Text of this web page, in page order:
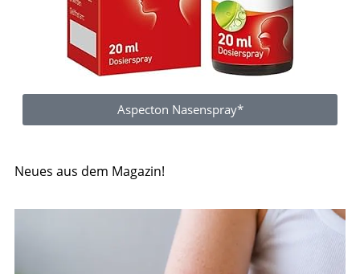
Aspecton Nasenspray*
Neues aus dem Magazin!